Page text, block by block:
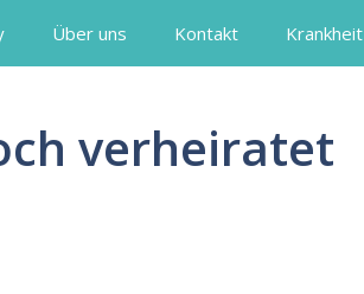
Über uns Kontakt Krankheit
verheiratet